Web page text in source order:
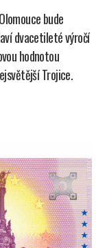
bude
dvacetileté výročí
hodnotou
Trojice.